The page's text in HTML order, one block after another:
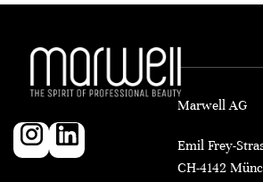
Marwell AG
Emil Frey-
CH-4142